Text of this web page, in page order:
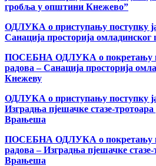
гробља у општини Кнежево”
ОДЛУКА о приступању поступку
Санација просторија
ПОСЕБНА ОДЛУКА о покретању
радова – Санација просторија
Кнежеву
ОДЛУКА о приступању поступку
Изградња пјешачке стазе-
Врањеша
ПОСЕБНА ОДЛУКА о покретању
радова – Изградња пјешачке
Врањеша